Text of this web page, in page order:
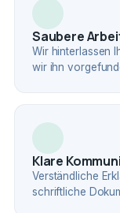
Saubere
Wir hinterlassen
wir ihn
Klare
Verständliche
schriftliche